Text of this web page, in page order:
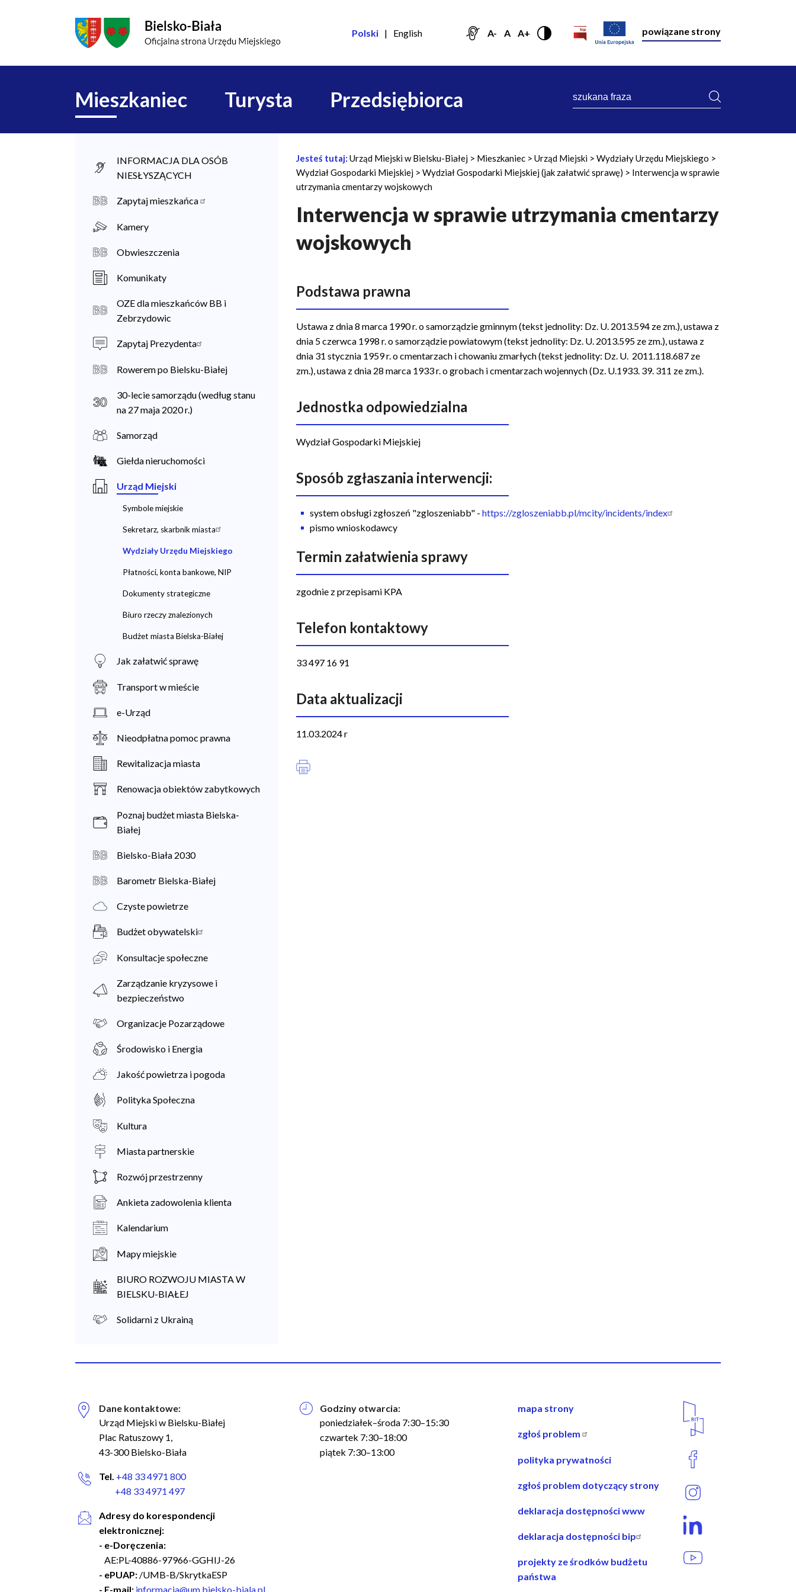
Polski English A- A A+ powiązane strony
Główna
nawigacja
Mieszkaniec Turysta Przedsiębiorca
szukana
M
e
s
k
a
i
e
INFORMACJA DLA OSÓB
NIESŁYSZĄCYCH
Zapytaj mieszkańca
Kamery
Obwieszczenia
Komunikaty
OZE dla mieszkańców BB i
Zebrzydowic
Zapytaj Prezydenta
Rowerem po Bielsku-Białej
30-lecie samorządu (według stanu
na 27 maja 2020 r.)
Samorząd
Giełda nieruchomości
Urząd Miejski
Symbole miejskie
Sekretarz, skarbnik miasta
Wydziały Urzędu Miejskiego
Płatności, konta bankowe, NIP
Dokumenty strategiczne
Biuro rzeczy znalezionych
Budżet miasta Bielska-Białej
Jak załatwić sprawę
Transport w mieście
e-Urząd
Nieodpłatna pomoc prawna
Rewitalizacja miasta
Renowacja obiektów zabytkowych
Poznaj budżet miasta Bielska-
Białej
Bielsko-Biała 2030
Barometr Bielska-Białej
Czyste powietrze
Budżet obywatelski
Konsultacje społeczne
Zarządzanie kryzysowe i
bezpieczeństwo
Organizacje Pozarządowe
Środowisko i Energia
Jakość powietrza i pogoda
Polityka Społeczna
Kultura
Miasta partnerskie
Rozwój przestrzenny
Ankieta zadowolenia klienta
Kalendarium
Mapy miejskie
BIURO ROZWOJU MIASTA W
BIELSKU-BIAŁEJ
Solidarni z Ukrainą
Ś
c
e
ż
n
a
w
i
g
a
c
y
n
a
Jesteś tutaj: Urząd Miejski w Bielsku-Białej Mieszkaniec Urząd Miejski
Wydziały Urzędu Miejskiego
Wydział Gospodarki Miejskiej
Wydział Gospodarki Miejskiej (jak załatwić sprawę)
Interwencja w sprawie
utrzymania cmentarzy wojskowych
Interwencja w sprawie utrzymania cmentarzy
wojskowych
Podstawa prawna
Ustawa z dnia 8 marca 1990 r. o samorządzie gminnym (tekst jednolity: Dz. U. 2013.594 ze zm.), ustawa z
dnia 5 czerwca 1998 r. o samorządzie powiatowym (tekst jednolity: Dz. U. 2013.595 ze zm.), ustawa z
dnia 31 stycznia 1959 r. o cmentarzach i chowaniu zmarłych (tekst jednolity: Dz. U. 2011.118.687 ze
zm.), ustawa z dnia 28 marca 1933 r. o grobach i cmentarzach wojennych (Dz. U.1933. 39. 311 ze zm.).
Jednostka odpowiedzialna
Wydział Gospodarki Miejskiej
Sposób zgłaszania interwencji:
system obsługi zgłoszeń "zgloszeniabb" - https://zgloszeniabb.pl/mcity/incidents/index
pismo wnioskodawcy
Termin załatwienia sprawy
zgodnie z przepisami KPA
Telefon kontaktowy
33 497 16 91
Data aktualizacji
11.03.2024 r
Dane kontaktowe:
Urząd Miejski w Bielsku-Białej
Plac Ratuszowy 1,
43-300 Bielsko-Biała
Tel. +48 33 4971 800
+48 33 4971 497
Adresy do korespondencji
elektronicznej:
- e-Doręczenia:
AE:PL-40886-97966-GGHIJ-26
- ePUAP: /UMB-B/SkrytkaESP
- E-mail: informacja@um.bielsko-biala.pl
Godziny otwarcia:
poniedziałek–środa 7:30–15:30
czwartek 7:30–18:00
piątek 7:30–13:00
nawigacja
stopce
mapa strony
zgłoś problem
polityka prywatności
zgłoś problem dotyczący strony
deklaracja dostępności www
deklaracja dostępności bip
projekty ze środków budżetu
państwa
Media
Społecznościowe
Biuro Regionalnych Inwestycji Terytorialnych
Facebook
Instagram
Linkedin
YouTube